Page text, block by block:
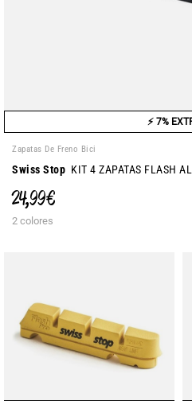
⚡ 7%
Zapatas De Freno Bici
Swiss Stop KIT 4 ZAPATAS FLASH
24,99 €
2 colores